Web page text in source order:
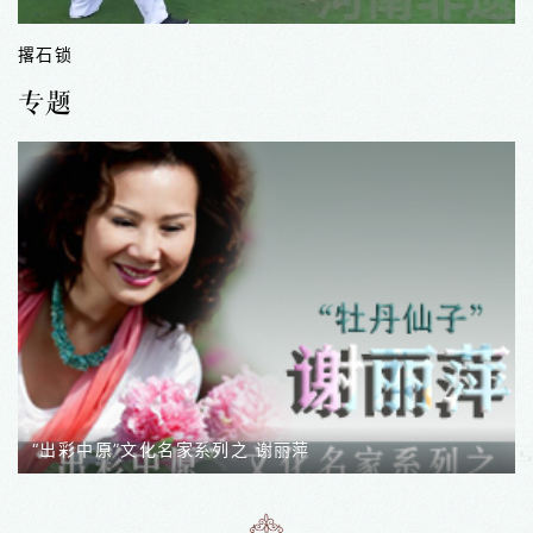
龙门传说
专题
“出彩中原”文化名家系列之 苏湲